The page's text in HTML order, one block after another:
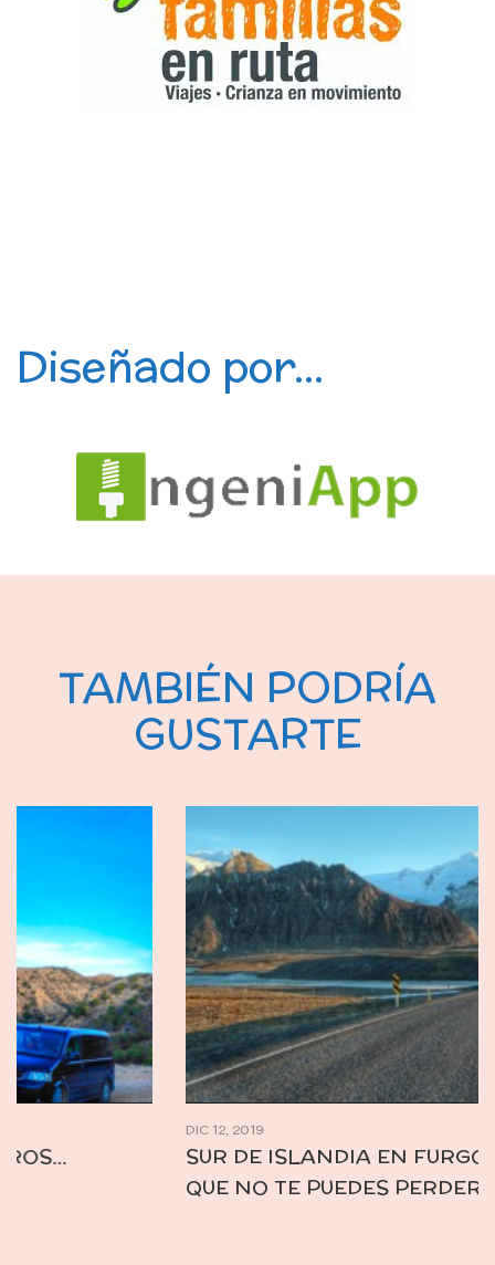
Diseñado por...
TAMBIÉN PODRÍA
GUSTARTE
SUR DE ISLANDIA EN FURGO: 16+1 LUGARES
QUE NO TE PUEDES PERDER